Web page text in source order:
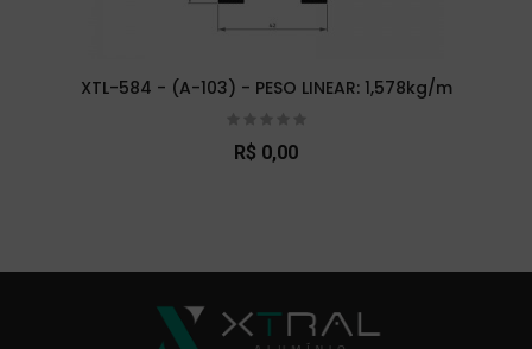
XTL-584 - (A-103) - PESO LINEAR: 1,578kg/m
R$ 0,00